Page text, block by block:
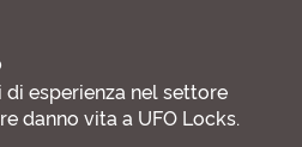
di esperienza nel settore
danno vita a UFO Locks.